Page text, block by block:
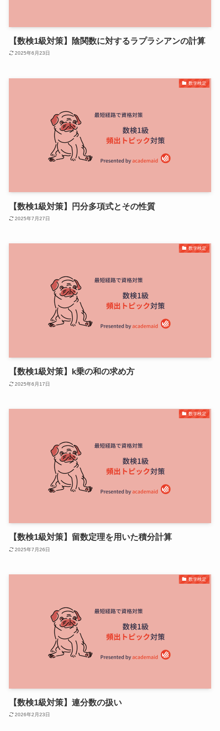
【数検1級対策】陰関数に対するラプラシアンの計算
2025年6月23日
数学検定
【数検1級対策】円分多項式とその性質
2025年7月27日
数学検定
【数検1級対策】k乗の和の求め方
2025年6月17日
数学検定
【数検1級対策】留数定理を用いた積分計算
2025年7月26日
数学検定
【数検1級対策】連分数の扱い
2026年2月23日